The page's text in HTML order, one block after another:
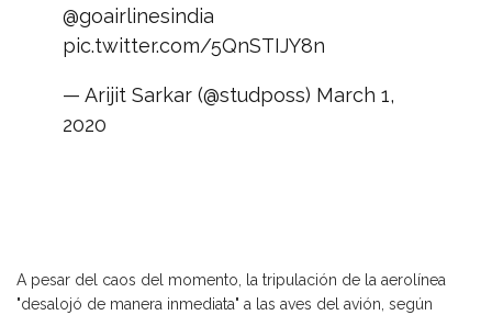
@goairlinesindia
pic.twitter.com/5QnSTIJY8n
— Arijit Sarkar (@studposs) March 1,
2020
A pesar del caos del momento, la tripulación de la aerolínea
"desalojó de manera inmediata" a las aves del avión, según